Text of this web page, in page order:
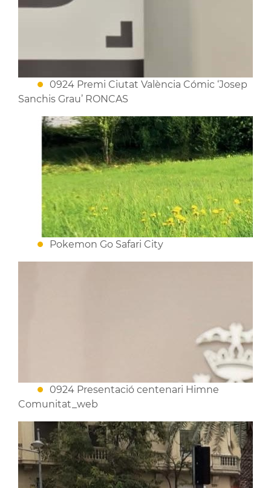
0924 Premi Ciutat València Cómic ‘Josep
Sanchis Grau’ RONCAS
Pokemon Go Safari City
0924 Presentació centenari Himne
Comunitat_web